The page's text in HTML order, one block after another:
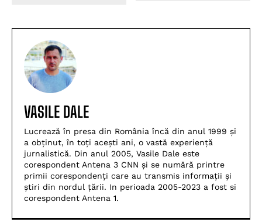
VASILE DALE
Lucrează în presa din România încă din anul 1999 și
a obținut, în toți acești ani, o vastă experiență
jurnalistică. Din anul 2005, Vasile Dale este
corespondent Antena 3 CNN și se numără printre
primii corespondenți care au transmis informații și
știri din nordul țării. In perioada 2005-2023 a fost si
corespondent Antena 1.